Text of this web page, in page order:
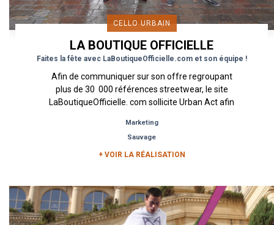
CELLO URBAIN
LA BOUTIQUE OFFICIELLE
Faites la fête avec LaBoutiqueOfficielle.com et son équipe !
Afin de communiquer sur son offre regroupant
plus de 30 000 références streetwear, le site
LaBoutiqueOfficielle. com sollicite Urban Act afin
Marketing
Sauvage
+ VOIR LA RÉALISATION